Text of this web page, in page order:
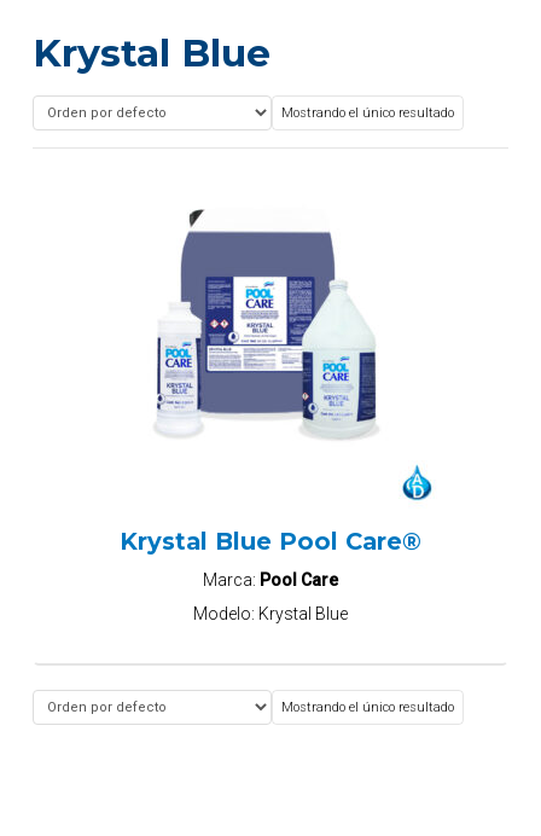
Krystal Blue
Mostrando el único resultado
Krystal Blue Pool Care®
Marca: Pool Care
Modelo: Krystal Blue
Mostrando el único resultado